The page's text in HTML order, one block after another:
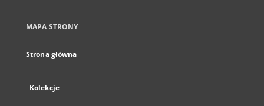
MAPA STRONY
Strona główna
Kolekcje